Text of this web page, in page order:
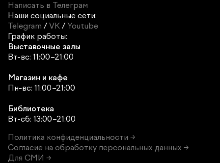
Написать в Телеграм
Наши социальные сети:
Telegram / VK / Youtube
График работы:
Выставочные залы
Вт-вс: 11:00–21:00
Магазин и кафе
Пн-вс: 11:00–21:00
Библиотека
Вт-сб: 13:00–21:00
Политика конфиденциальности →
Согласие на обработку персональных данных →
Для СМИ →